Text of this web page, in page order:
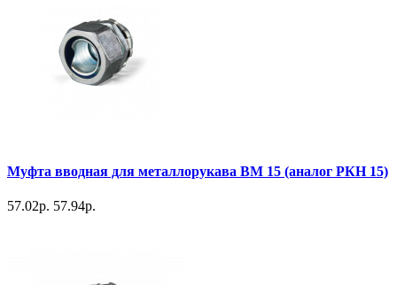
Муфта вводная для металлорукава ВМ 15 (аналог РКН 15)
57.02р. 57.94р.